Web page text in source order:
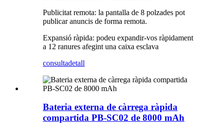
Publicitat remota: la pantalla de 8 polzades pot
publicar anuncis de forma remota.
Expansió ràpida: podeu expandir-vos ràpidament
a 12 ranures afegint una caixa esclava
consultadetall
Bateria externa de càrrega ràpida
compartida PB-SC02 de 8000 mAh